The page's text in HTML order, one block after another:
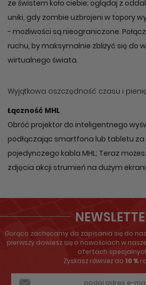
ze świstem koło ciebie; oglądaj z
uniki, gdy zombie uzbrojeni w topory
- możliwości są nieograniczone.
ruchu, by maksymalnie zbliżyć się do
wirtualnego świata.
Wyjątkowa oszczędność czasu i
Łączność MHL
Obróć projektor do inteligentnego
podłączając smartfona lub tabletu
pojedynczego kabla MHL; Teraz
zdjęcia akcji strumień na dużym
Gorąco zachęcamy do zapisania się do
pierwszy dowiesz się o nowościach w
ofertach
Zyskasz również do 10 %